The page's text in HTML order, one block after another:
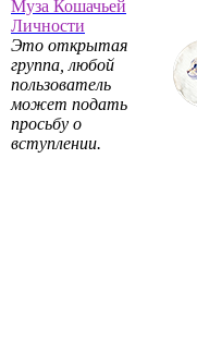
Муза Кошачьей
Личности
Это открытая
группа, любой
пользователь
может подать
просьбу о
вступлении.